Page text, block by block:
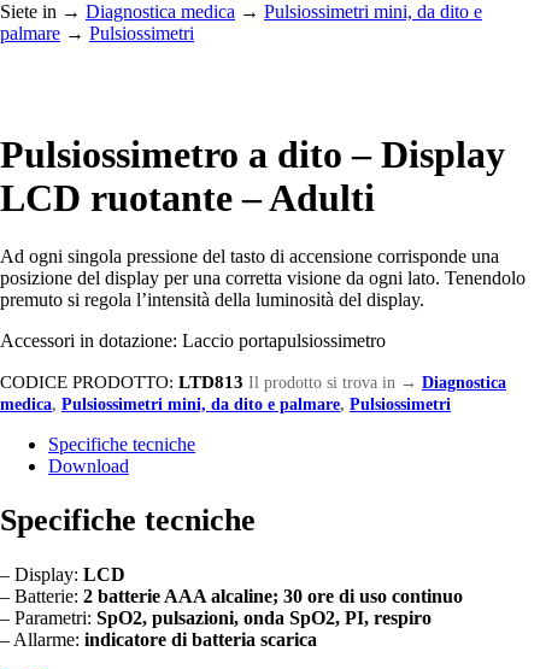
Siete in → Diagnostica medica → Pulsiossimetri mini, da dito e
palmare → Pulsiossimetri
Pulsiossimetro a dito – Display
LCD ruotante – Adulti
Ad ogni singola pressione del tasto di accensione corrisponde una
posizione del display per una corretta visione da ogni lato. Tenendolo
premuto si regola l’intensità della luminosità del display.
Accessori in dotazione: Laccio portapulsiossimetro
CODICE PRODOTTO: LTD813 Il prodotto si trova in → Diagnostica
medica, Pulsiossimetri mini, da dito e palmare, Pulsiossimetri
Specifiche tecniche
Download
Specifiche tecniche
– Display: LCD
– Batterie: 2 batterie AAA alcaline; 30 ore di uso continuo
– Parametri: SpO2, pulsazioni, onda SpO2, PI, respiro
– Allarme: indicatore di batteria scarica